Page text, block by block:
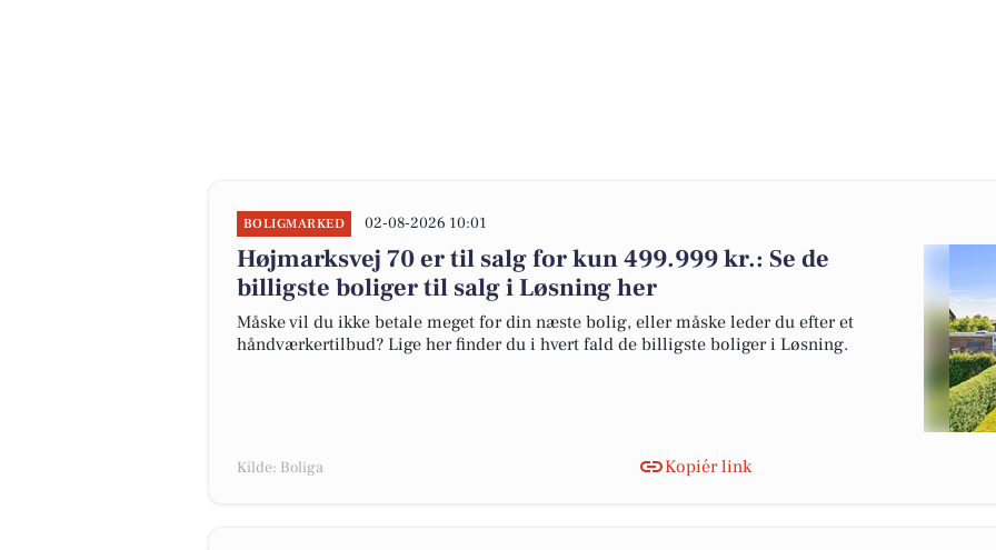
BOLIGMARKED 02-08-2026 10:01
Højmarksvej 70 er til salg for kun 499.999 kr.: Se de
billigste boliger til salg i Løsning her
Måske vil du ikke betale meget for din næste bolig, eller måske leder du efter et
håndværkertilbud? Lige her finder du i hvert fald de billigste boliger i Løsning.
Kilde: Boliga Kopiér link